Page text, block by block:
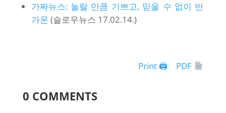
가짜뉴스: 놀랄 만큼 기쁘고, 믿을 수 없이 반
가운 (슬로우뉴스 17.02.14.)
Print 🖨 PDF
0 COMMENTS